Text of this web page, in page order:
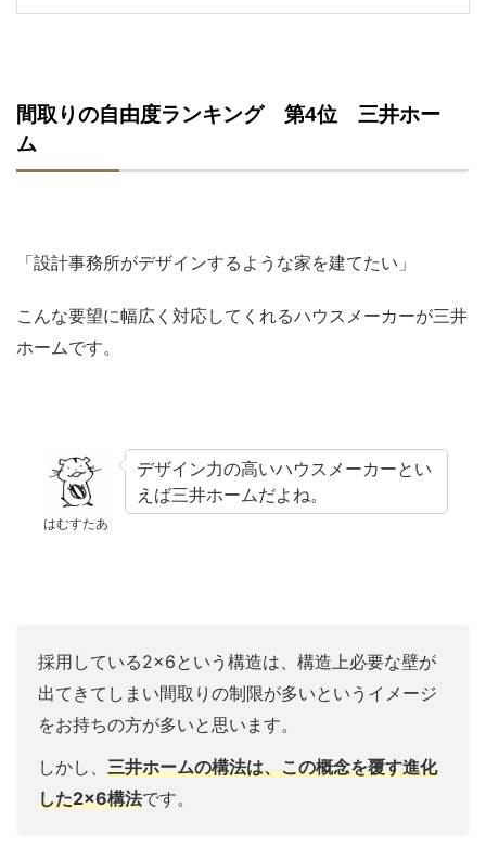
間取りの自由度ランキング 第4位 三井ホー
ム
「設計事務所がデザインするような家を建てたい」
こんな要望に幅広く対応してくれるハウスメーカーが三井
ホームです。
はむすたあ
デザイン力の高いハウスメーカーとい
えば三井ホームだよね。
採用している2×6という構造は、構造上必要な壁が
出てきてしまい間取りの制限が多いというイメージ
をお持ちの方が多いと思います。
しかし、 三井ホームの構法は、この概念を覆す進化
した2×6構法です。